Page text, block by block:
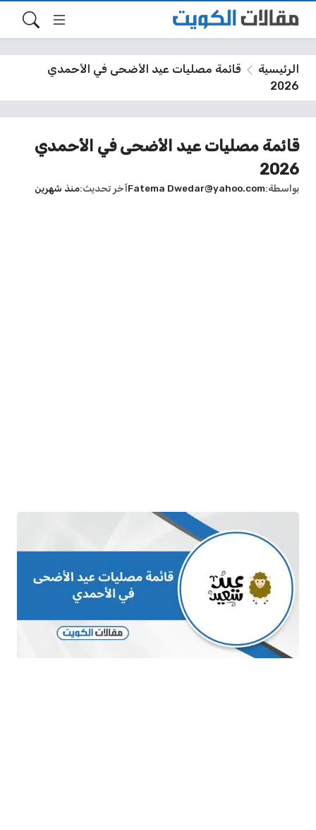
الرئيسية
قائمة مصليات عيد الأضحى في الأحمدي
2026
قائمة مصليات عيد الأضحى في الأحمدي
2026
بواسطة Fatema Dwedar@yahoo.com آخر تحديث منذ شهرين